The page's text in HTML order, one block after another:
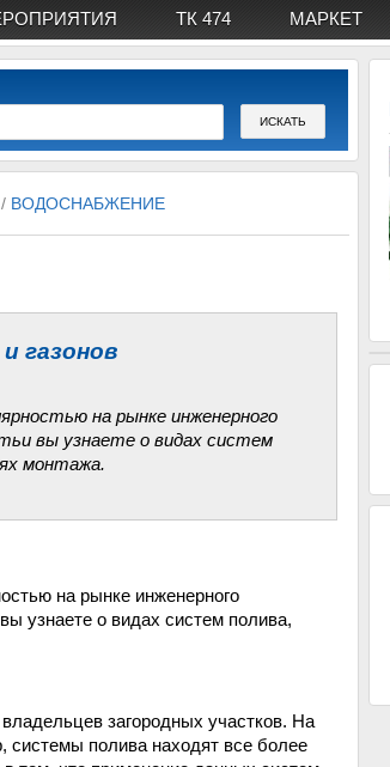
ТК 474 МАРКЕТ
/ ВОДОСНАБЖЕНИЕ
газонов
на рынке инженерного
вы узнаете о видах систем
монтажа.
на рынке инженерного
узнаете о видах систем полива,
загородных участков. На
системы полива находят все более
АВОК